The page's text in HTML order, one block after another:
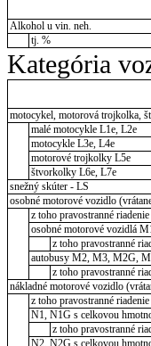
Alkohol u vin. neh.
tj. %
Kategória
motocykel, motorová trojkolka,
malé motocykle L1e, L2e
motocykle L3e, L4e
motorové trojkolky L5e
štvorkolky L6e, L7e
snežný skúter - LS
osobné motorové vozidlo
z toho pravostranné riadenie
osobné motorové vozidlá
z toho pravostranné
autobusy M2, M3, M2G,
z toho pravostranné
nákladné motorové vozidlo
z toho pravostranné riadenie
N1, N1G s celkovou
z toho pravostranné
N2, N2G s celkovou